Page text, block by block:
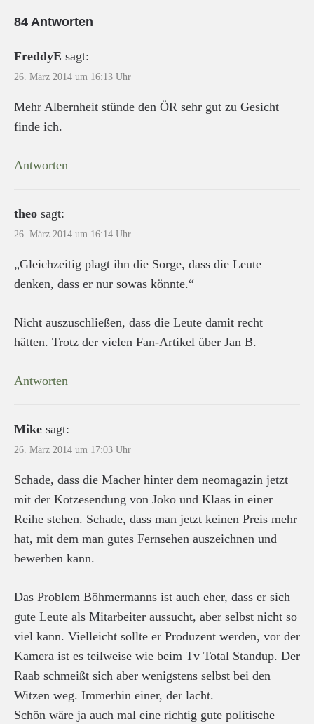
84 Antworten
FreddyE sagt:
26. März 2014 um 16:13 Uhr
Mehr Albernheit stünde den ÖR sehr gut zu Gesicht
finde ich.
Antworten
theo sagt:
26. März 2014 um 16:14 Uhr
„Gleichzeitig plagt ihn die Sorge, dass die Leute
denken, dass er nur sowas könnte.“
Nicht auszuschließen, dass die Leute damit recht
hätten. Trotz der vielen Fan-Artikel über Jan B.
Antworten
Mike sagt:
26. März 2014 um 17:03 Uhr
Schade, dass die Macher hinter dem neomagazin jetzt
mit der Kotzesendung von Joko und Klaas in einer
Reihe stehen. Schade, dass man jetzt keinen Preis mehr
hat, mit dem man gutes Fernsehen auszeichnen und
bewerben kann.
Das Problem Böhmermanns ist auch eher, dass er sich
gute Leute als Mitarbeiter aussucht, aber selbst nicht so
viel kann. Vielleicht sollte er Produzent werden, vor der
Kamera ist es teilweise wie beim Tv Total Standup. Der
Raab schmeißt sich aber wenigstens selbst bei den
Witzen weg. Immerhin einer, der lacht.
Schön wäre ja auch mal eine richtig gute politische